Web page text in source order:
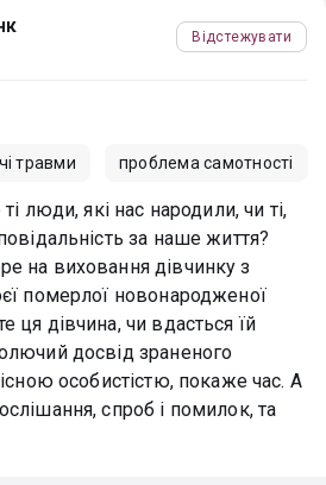
Відстежувати
травми проблема самотності
люди, які нас народили, чи ті,
за наше життя?
на виховання дівчинку з
померлої новонародженої
ця дівчина, чи вдасться їй
досвід зраненого
особистістю, покаже час. А
спроб і помилок, та